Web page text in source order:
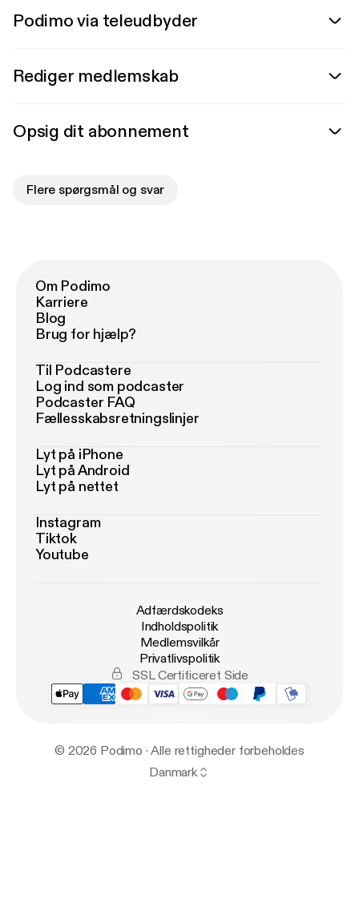
Podimo via teleudbyder
Rediger medlemskab
Opsig dit abonnement
Flere spørgsmål og svar
Om Podimo
Karriere
Blog
Brug for hjælp?
Til Podcastere
Log ind som podcaster
Podcaster FAQ
Fællesskabsretningslinjer
Lyt på iPhone
Lyt på Android
Lyt på nettet
Instagram
Tiktok
Youtube
Adfærdskodeks
Indholdspolitik
Medlemsvilkår
Privatlivspolitik
SSL Certificeret Side
© 2026 Podimo · Alle rettigheder forbeholdes
Danmark